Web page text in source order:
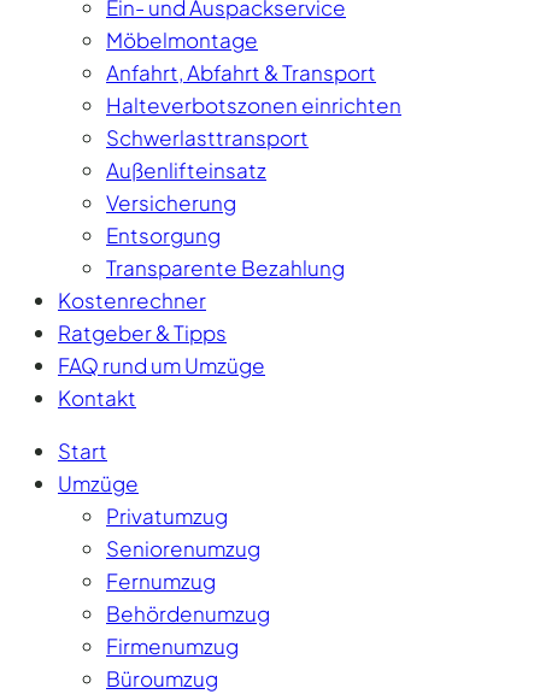
Ein- und Auspackservice
Möbelmontage
Anfahrt, Abfahrt & Transport
Halteverbotszonen einrichten
Schwerlasttransport
Außenlifteinsatz
Versicherung
Entsorgung
Transparente Bezahlung
Kostenrechner
Ratgeber & Tipps
FAQ rund um Umzüge
Kontakt
Start
Umzüge
Privatumzug
Seniorenumzug
Fernumzug
Behördenumzug
Firmenumzug
Büroumzug